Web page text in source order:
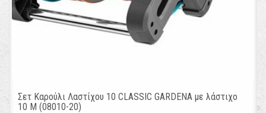
Σετ Καρούλι Λαστίχου 10 CLASSIC GARDENA με λάστιχο
10 M (08010-20)